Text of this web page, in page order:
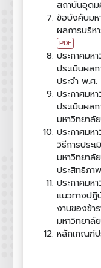
สถาบันอุดม
ข้อบังคับมห
ผลการบริห
PDF
ประกาศมห
ประเมินผล
ประจำ พ.ศ
ประกาศมห
ประเมินผ
มหาวิทยา
ประกาศมห
วิธีการประ
มหาวิทยาลั
ประสิทธิภ
ประกาศมห
แนวทางปฏิ
งานของข้า
มหาวิทยาลั
หลักเกณฑ์ป